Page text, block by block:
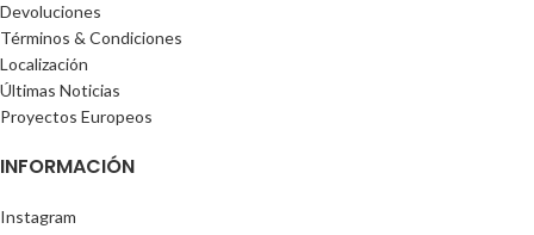
Devoluciones
Términos & Condiciones
Localización
Últimas Noticias
Proyectos Europeos
INFORMACIÓN
Instagram